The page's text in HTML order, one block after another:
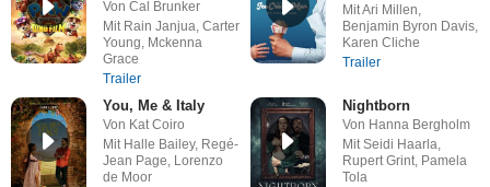
Von Cal Brunker
Mit Rain Janjua, Carter
Young, Mckenna
Grace
Trailer
Mit Ari Millen,
Benjamin Byron Davis,
Karen Cliche
Trailer
You, Me & Italy
Von Kat Coiro
Mit Halle Bailey, Regé-
Jean Page, Lorenzo
de Moor
Nightborn
Von Hanna Bergholm
Mit Seidi Haarla,
Rupert Grint, Pamela
Tola